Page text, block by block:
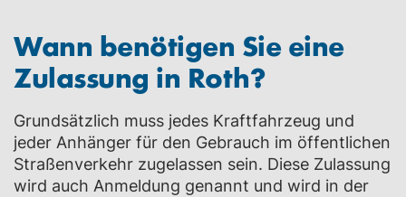
Wann benötigen Sie eine
Zulassung in Roth?
Grundsätzlich muss jedes Kraftfahrzeug und
jeder Anhänger für den Gebrauch im öffentlichen
Straßenverkehr zugelassen sein. Diese Zulassung
wird auch Anmeldung genannt und wird in der